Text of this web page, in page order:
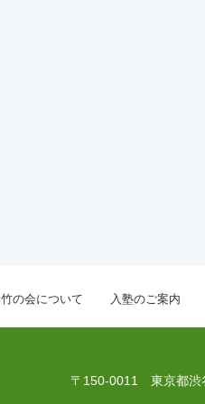
竹の会について 入塾のご案内
〒150-0011 東京都